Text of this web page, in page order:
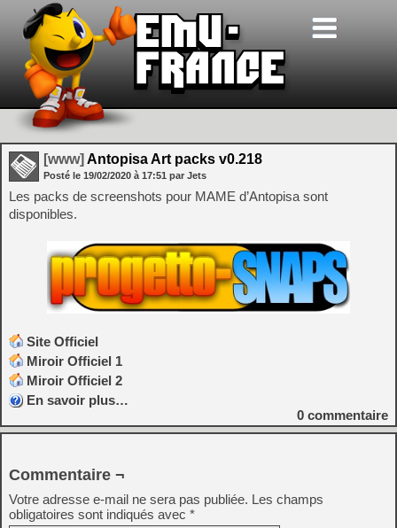
[www] Antopisa Art packs v0.218
Posté le 19/02/2020 à 17:51 par Jets
Les packs de screenshots pour MAME d’Antopisa sont
disponibles.
Site Officiel
Miroir Officiel 1
Miroir Officiel 2
En savoir plus…
0 commentaire
Commentaire ¬
Votre adresse e-mail ne sera pas publiée. Les champs
obligatoires sont indiqués avec *